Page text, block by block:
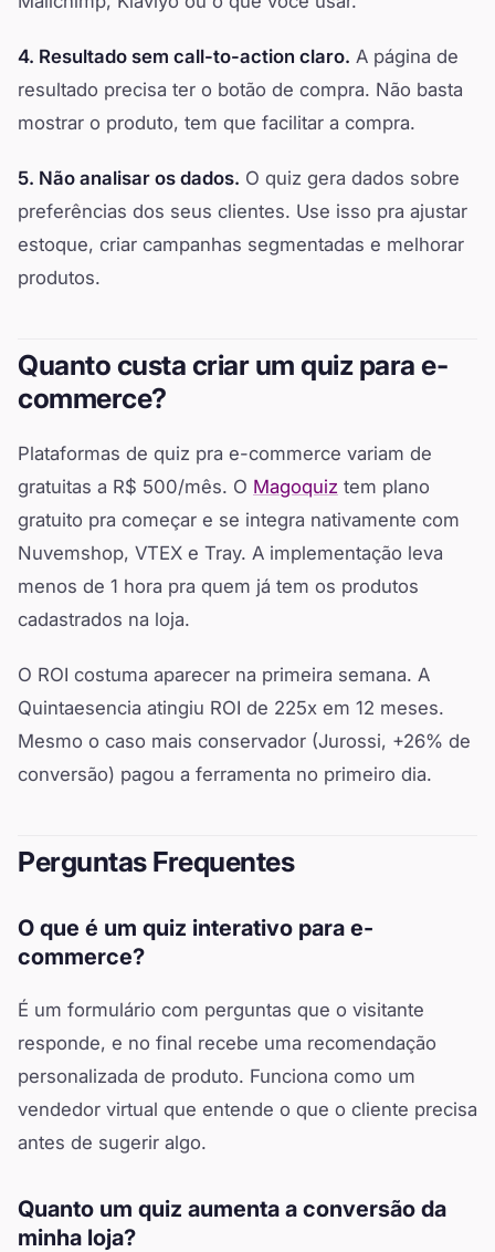
4. Resultado sem call-to-action claro. A página de
resultado precisa ter o botão de compra. Não basta
mostrar o produto, tem que facilitar a compra.
5. Não analisar os dados. O quiz gera dados sobre
preferências dos seus clientes. Use isso pra ajustar
estoque, criar campanhas segmentadas e melhorar
produtos.
Quanto custa criar um quiz para e-
commerce?
Plataformas de quiz pra e-commerce variam de
gratuitas a R$ 500/mês. O Magoquiz tem plano
gratuito pra começar e se integra nativamente com
Nuvemshop, VTEX e Tray. A implementação leva
menos de 1 hora pra quem já tem os produtos
cadastrados na loja.
O ROI costuma aparecer na primeira semana. A
Quintaesencia atingiu ROI de 225x em 12 meses.
Mesmo o caso mais conservador (Jurossi, +26% de
conversão) pagou a ferramenta no primeiro dia.
Perguntas Frequentes
O que é um quiz interativo para e-
commerce?
É um formulário com perguntas que o visitante
responde, e no final recebe uma recomendação
personalizada de produto. Funciona como um
vendedor virtual que entende o que o cliente precisa
antes de sugerir algo.
Quanto um quiz aumenta a conversão da
minha loja?